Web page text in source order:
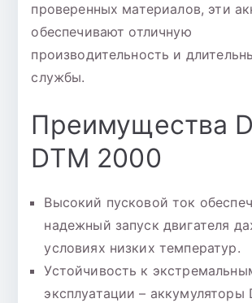
проверенных материалов, эти
обеспечивают отличную
производительность и
службы.
Преимущества
DTM 2000
Высокий пусковой ток
надежный запуск двигателя
условиях низких температур.
Устойчивость к
эксплуатации – аккумуляторы